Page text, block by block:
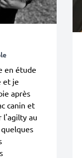
en étude
et je
après
canin et
l'agilty au